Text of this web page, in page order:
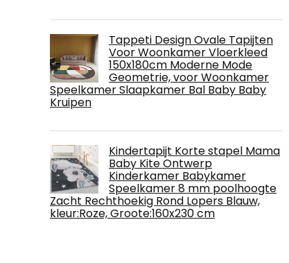
Tappeti Design Ovale Tapijten
Voor Woonkamer Vloerkleed
150x180cm Moderne Mode
Geometrie, voor Woonkamer
Speelkamer Slaapkamer Bal Baby Baby
Kruipen
Kindertapijt Korte stapel Mama
Baby Kite Ontwerp
Kinderkamer Babykamer
Speelkamer 8 mm poolhoogte
Zacht Rechthoekig Rond Lopers Blauw,
kleur:Roze, Groote:160x230 cm